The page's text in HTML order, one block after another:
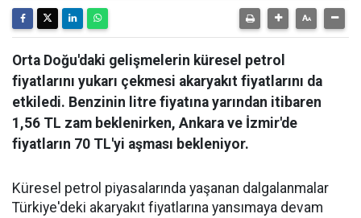
Orta Doğu'daki gelişmelerin küresel petrol
fiyatlarını yukarı çekmesi akaryakıt fiyatlarını da
etkiledi. Benzinin litre fiyatına yarından itibaren
1,56 TL zam beklenirken, Ankara ve İzmir'de
fiyatların 70 TL'yi aşması bekleniyor.
Küresel petrol piyasalarında yaşanan dalgalanmalar
Türkiye'deki akaryakıt fiyatlarına yansımaya devam